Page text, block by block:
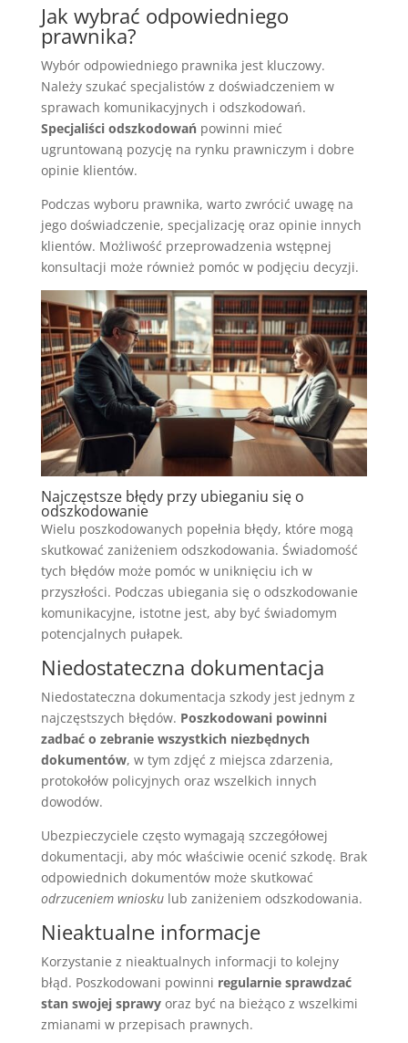
Jak wybrać odpowiedniego
prawnika?
Wybór odpowiedniego prawnika jest kluczowy.
Należy szukać specjalistów z doświadczeniem w
sprawach komunikacyjnych i odszkodowań.
Specjaliści odszkodowańpowinni mieć
ugruntowaną pozycję na rynku prawniczym i dobre
opinie klientów.
Podczas wyboru prawnika, warto zwrócić uwagę na
jego doświadczenie, specjalizację oraz opinie innych
klientów. Możliwość przeprowadzenia wstępnej
konsultacji może również pomóc w podjęciu decyzji.
Najczęstsze błędy przy ubieganiu się o
odszkodowanie
Wielu poszkodowanych popełnia błędy, które mogą
skutkować zaniżeniem odszkodowania. Świadomość
tych błędów może pomóc w uniknięciu ich w
przyszłości. Podczas ubiegania się o odszkodowanie
komunikacyjne, istotne jest, aby być świadomym
potencjalnych pułapek.
Niedostateczna dokumentacja
Niedostateczna dokumentacja szkody jest jednym z
najczęstszych błędów. Poszkodowani powinni
zadbać o zebranie wszystkich niezbędnych
dokumentów, w tym zdjęć z miejsca zdarzenia,
protokołów policyjnych oraz wszelkich innych
dowodów.
Ubezpieczyciele często wymagają szczegółowej
dokumentacji, aby móc właściwie ocenić szkodę. Brak
odpowiednich dokumentów może skutkować
odrzuceniem wnioskulub zaniżeniem odszkodowania.
Nieaktualne informacje
Korzystanie z nieaktualnych informacji to kolejny
błąd. Poszkodowani powinni regularnie sprawdzać
stan swojej sprawyoraz być na bieżąco z wszelkimi
zmianami w przepisach prawnych.